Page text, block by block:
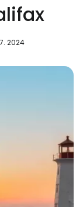
2024